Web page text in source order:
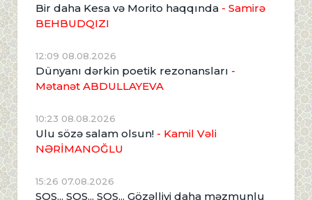
Bir daha Kesa və Morito haqqında - Samirə
BEHBUDQIZI
12:09 08.08.2026
Dünyanı dərkin poetik rezonansları -
Mətanət ABDULLAYEVA
10:23 08.08.2026
Ulu sözə salam olsun! - Kamil Vəli
NƏRİMANOĞLU
15:26 07.08.2026
SOS... SOS... SOS... Gözəlliyi daha məzmunlu